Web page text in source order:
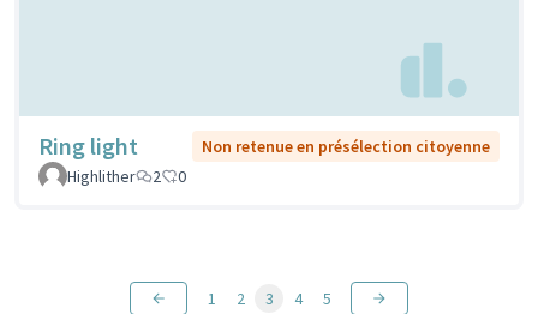
Ring light
Non retenue en présélection citoyenne
Highlither
2 0
1 2 3 4 5